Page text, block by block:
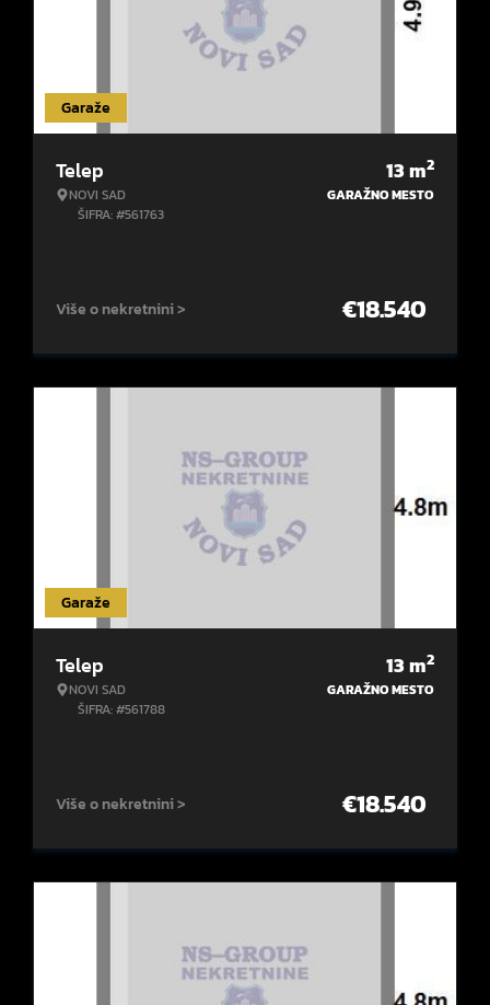
Garaže
Telep
NOVI SAD
ŠIFRA: #561763
13m2
GARAŽNO MESTO
Više o nekretnini > €18.540
Garaže
Telep
NOVI SAD
ŠIFRA: #561788
13m2
GARAŽNO MESTO
Više o nekretnini > €18.540